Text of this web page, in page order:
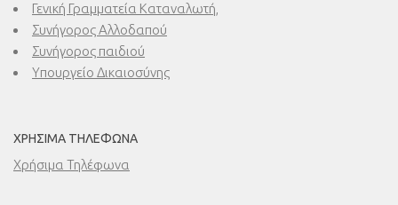
Γενική Γραμματεία Καταναλωτή,
Συνήγορος Αλλοδαπού
Συνήγορος παιδιού
Υπουργείο Δικαιοσύνης
ΧΡΉΣΙΜΑ ΤΗΛΈΦΩΝΑ
Χρήσιμα Τηλέφωνα